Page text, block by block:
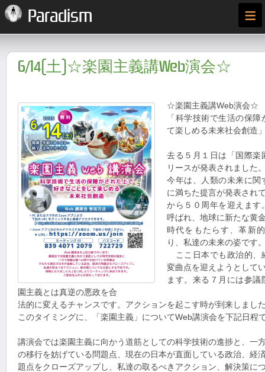
Paradism ≡
6/14(土)☆楽園主義講Web演会☆
☆楽園主義講Web演会☆
「科学技術で生活の保
て楽しめる未来社会創造
去る５月１日は「国際楽
リースが発表されました
今年は、人類の未来に関
に満ちた提言が発表され
から５０周年を迎えます
呼ばれ、地球に新たな黄
時代をもたらす、革新
り、私達の未来の姿です
ここ日本でも政治的、
変曲点を迎えようとして
ます。来る７月には参
園主義とは真逆の悪政を合
法的に変えるチャンスです。アクションを起こす時が到来しまし
このタイミングに、「楽園主義」についてWeb講演会を下記日程
講演会では楽園主義に向かう道筋としての科学技術の進捗と、一
の移行を妨げている問題点、現在の日本が直面している政治、経
題点をクローズアップし、私達の取るべきアクション、解決策に